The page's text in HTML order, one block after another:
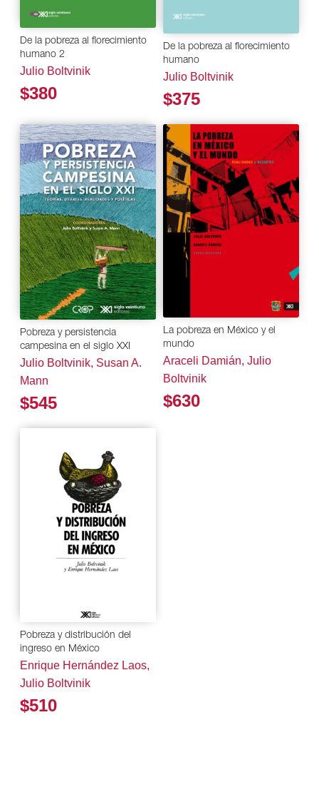
De la pobreza al florecimiento
humano 2
Julio Boltvinik
$380
De la pobreza al florecimiento
humano
Julio Boltvinik
$375
Pobreza y persistencia
campesina en el siglo XXI
Julio Boltvinik, Susan A.
Mann
$545
La pobreza en México y el
mundo
Araceli Damián, Julio
Boltvinik
$630
Pobreza y distribución del
ingreso en México
Enrique Hernández Laos,
Julio Boltvinik
$510